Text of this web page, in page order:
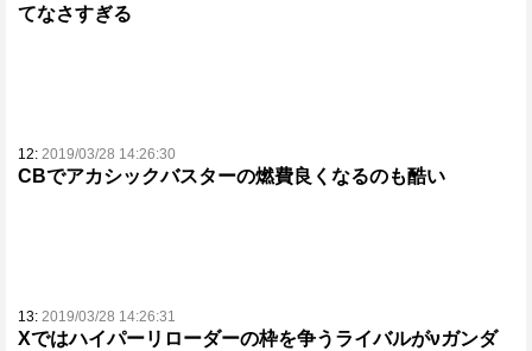
てなさすぎる
12: 2019/03/28 14:26:30
CBでアカシックバスターの燃費良くなるのも酷い
13: 2019/03/28 14:26:31
Xではハイパーリローダーの枠を争うライバルがνガンダ